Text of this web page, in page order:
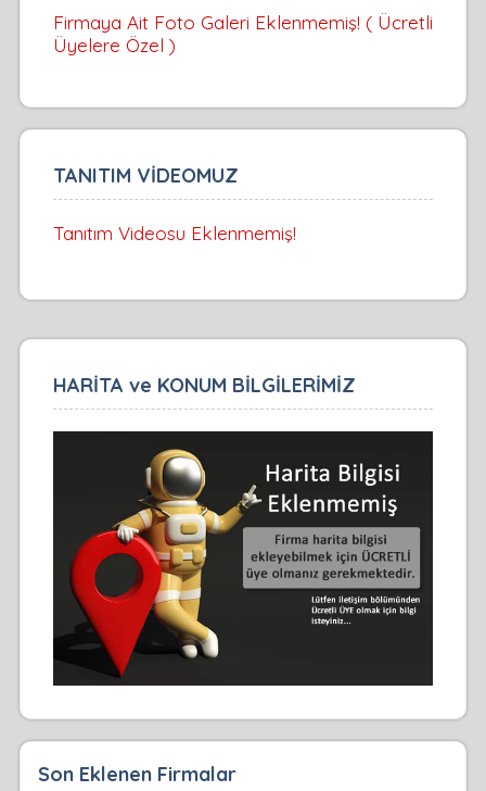
Firmaya Ait Foto Galeri Eklenmemiş! ( Ücretli
Üyelere Özel )
TANITIM VİDEOMUZ
Tanıtım Videosu Eklenmemiş!
HARİTA ve KONUM BİLGİLERİMİZ
Son Eklenen Firmalar